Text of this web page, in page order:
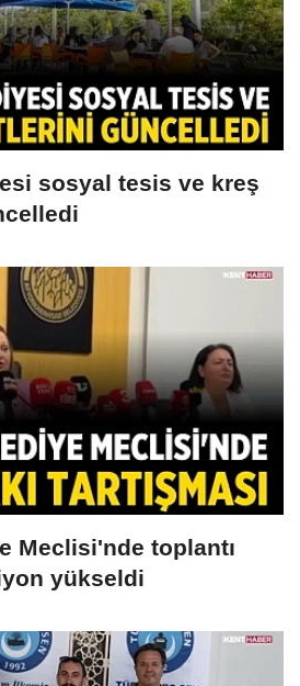
sosyal tesis ve kreş
Meclisi'nde toplantı
yükseldi